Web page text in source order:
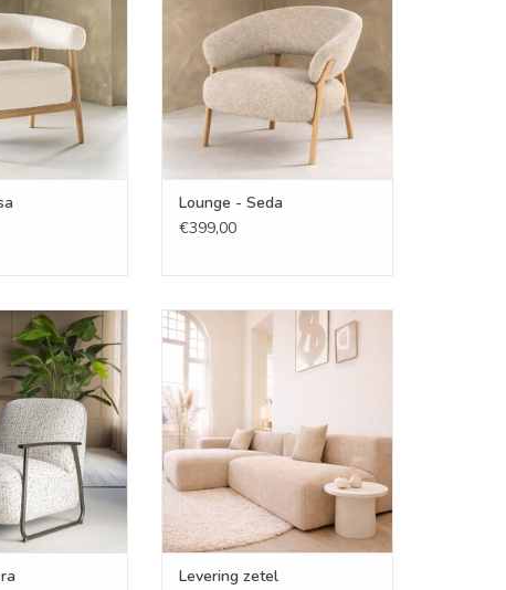
Lounge - Seda
€399,00
- Nora
WINKELWAGEN
Levering zetel
TOEVOEGEN AAN WINKELWAGEN
Levering zetel